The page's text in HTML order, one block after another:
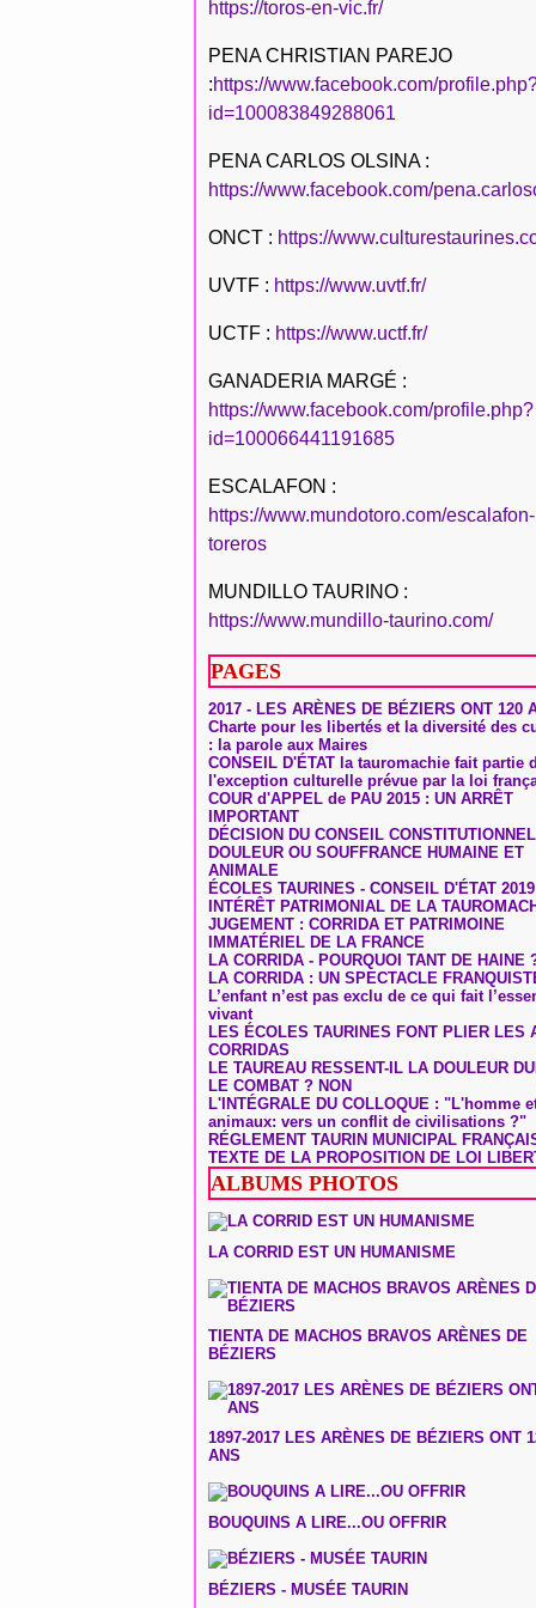
https://toros-en-vic.fr/
PENA CHRISTIAN PAREJO
:https://www.facebook.com/
id=100083849288061
PENA CARLOS OLSINA :
https://www.facebook.com/
ONCT : https://
UVTF : https://www.uvtf.fr/
UCTF : https://www.uctf.fr/
GANADERIA MARGÉ :
https://www.facebook.com/profile.php?
id=100066441191685
ESCALAFON :
https://www.mundotoro.com/escalafon-
toreros
MUNDILLO TAURINO :
https://www.mundillo-taurino.com/
PAGES
2017 - LES ARÈNES DE BÉZIERS ONT 120
Charte pour les libertés et la diversité des
: la parole aux Maires
CONSEIL D'ÉTAT la tauromachie fait partie
l'exception culturelle prévue par la loi
COUR d'APPEL de PAU 2015 : UN ARRÊT
IMPORTANT
DÉCISION DU CONSEIL CONSTITUTIONNEL
DOULEUR OU SOUFFRANCE HUMAINE ET
ANIMALE
ÉCOLES TAURINES - CONSEIL D'ÉTAT 2019
INTÉRÊT PATRIMONIAL DE LA
JUGEMENT : CORRIDA ET PATRIMOINE
IMMATÉRIEL DE LA FRANCE
LA CORRIDA - POURQUOI TANT DE HAINE
LA CORRIDA : UN SPECTACLE
L’enfant n’est pas exclu de ce qui fait
vivant
LES ÉCOLES TAURINES FONT PLIER LES
CORRIDAS
LE TAUREAU RESSENT-IL LA DOULEUR
LE COMBAT ? NON
L'INTÉGRALE DU COLLOQUE : "L'homme
animaux: vers un conflit de civilisations ?"
RÉGLEMENT TAURIN MUNICIPAL
TEXTE DE LA PROPOSITION DE LOI
ALBUMS PHOTOS
LA CORRID EST UN HUMANISME
TIENTA DE MACHOS BRAVOS ARÈNES DE
BÉZIERS
1897-2017 LES ARÈNES DE BÉZIERS ONT
ANS
BOUQUINS A LIRE...OU OFFRIR
BÉZIERS - MUSÉE TAURIN